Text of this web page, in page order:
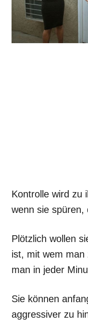
Kontrolle wird zu
wenn sie spüren,
Plötzlich wollen
ist, mit wem
man in jeder
Sie können
aggressiver zu